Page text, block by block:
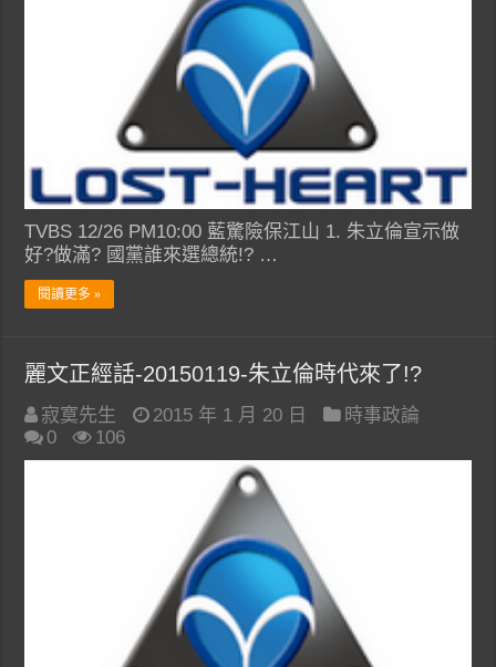
TVBS 12/26 PM10:00 藍驚險保江山 1. 朱立倫宣示做
好?做滿? 國黨誰來選總統!? …
閱讀更多 »
麗文正經話-20150119-朱立倫時代來了!?
寂寞先生 2015 年 1 月 20 日
時事政論
0
106